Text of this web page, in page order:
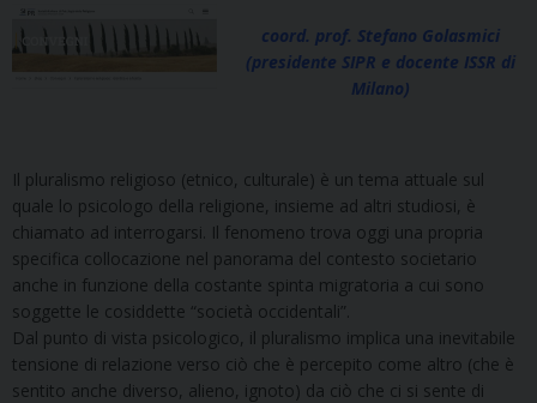
coord. prof. Stefano Golasmici
(presidente SIPR e docente ISSR di
Milano)
Il pluralismo religioso (etnico, culturale) è un tema attuale sul
quale lo psicologo della religione, insieme ad altri studiosi, è
chiamato ad interrogarsi. Il fenomeno trova oggi una propria
specifica collocazione nel panorama del contesto societario
anche in funzione della costante spinta migratoria a cui sono
soggette le cosiddette “società occidentali”.
Dal punto di vista psicologico, il pluralismo implica una inevitabile
tensione di relazione verso ciò che è percepito come altro (che è
sentito anche diverso, alieno, ignoto) da ciò che ci si sente di